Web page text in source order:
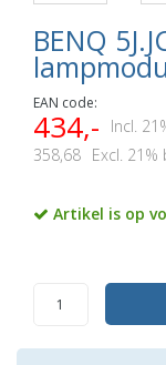
BENQ
EAN code:
434,-
Incl.
358,68 Excl. 21%
Artikel is op